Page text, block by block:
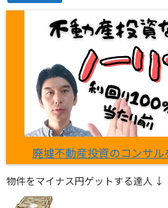
廃墟不動産投資のコンサル
物件をマイナス円ゲットする達人 ↓